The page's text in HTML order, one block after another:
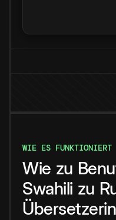
WIE ES FUNKTIONIERT
Wie zu
Swahili zu
Übersetzerin